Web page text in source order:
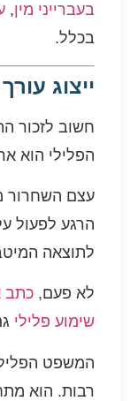
בעברייני מין,
בכלל.
ייצוג
חשוב לזכור
הפלילי הוא
עצם השחרור
הרגע לפעול
לתוצאה
לא פעם, כתב
שימוע פלילי
המשפט
רבות. הוא